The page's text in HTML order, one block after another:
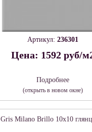
Артикул: 236301
Цена: 1592 руб/
Подробнее
(открыть в новом окне)
Gris Milano Brillo 10x10